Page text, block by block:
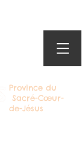
Province du
Sacré-Cœur-
de-Jésus